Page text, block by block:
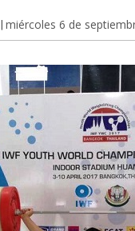
miércoles 6 de